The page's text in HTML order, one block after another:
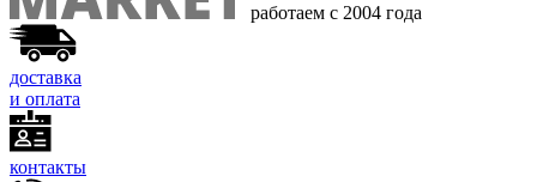
работаем с 2004 года
доставка
и оплата
контакты